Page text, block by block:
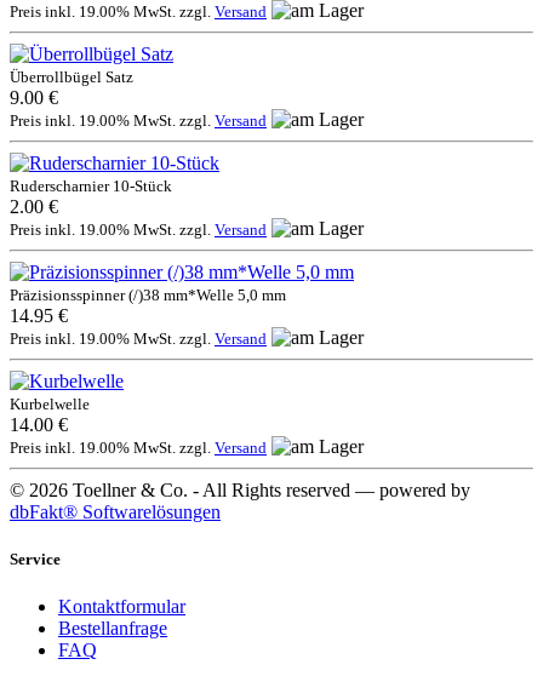
Preis inkl. 19.00% MwSt. zzgl. Versand
Überrollbügel Satz
9.00 €
Preis inkl. 19.00% MwSt. zzgl. Versand
Ruderscharnier 10-Stück
2.00 €
Preis inkl. 19.00% MwSt. zzgl. Versand
Präzisionsspinner (/)38 mm*Welle 5,0 mm
14.95 €
Preis inkl. 19.00% MwSt. zzgl. Versand
Kurbelwelle
14.00 €
Preis inkl. 19.00% MwSt. zzgl. Versand
© 2026 Toellner & Co. - All Rights reserved — powered by
dbFakt® Softwarelösungen
Service
Kontaktformular
Bestellanfrage
FAQ